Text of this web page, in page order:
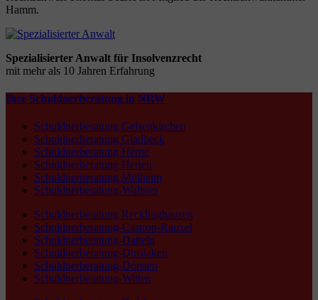
Hamm.
Spezialisierter Anwalt für Insolvenzrecht
mit mehr als 10 Jahren Erfahrung
Ihre Schuldnerberatung in NRW
Schuldnerberatung Gelsenkirchen
Schuldnerberatung Gladbeck
Schuldnerberatung Herne
Schuldnerberatung Herten
Schuldnerberatung Mülheim
Schuldnerberatung-Waltrop
Schuldnerberatung Recklinghausen
Schuldnerberatung-Castrop-Rauxel
Schuldnerberatung-Datteln
Schuldnerberatung-Dinslaken
Schuldnerberatung-Dorsten
Schuldnerberatung-Witten